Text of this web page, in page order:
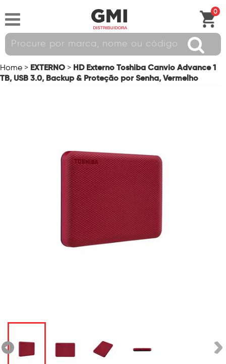
0
Home > EXTERNO > HD Externo Toshiba Canvio Advance 1
TB, USB 3.0, Backup & Proteção por Senha, Vermelho